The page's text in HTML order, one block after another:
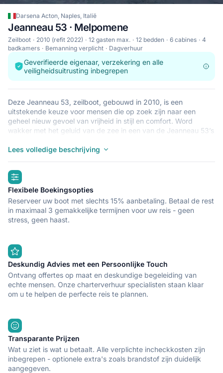
Darsena Acton, Naples, Italië
Jeanneau 53 · Melpomene
Zeilboot 2010 (refit 2022) 12 gasten max. 12 bedden 6 cabines
4
badkamers
Bemanning verplicht Dagverhuur
Geverifieerde eigenaar, verzekering en alle
veiligheidsuitrusting inbegrepen
Deze Jeanneau 53, zeilboot, gebouwd in 2010, is een
uitstekende keuze voor mensen die op zoek zijn naar een
geheel nieuw gevoel van vrijheid in stijl en comfort. Word
wakker met het geluid van de zee in een van de Jeanneau 53’s
aan 12 personen en is perfect voor een zeiltocht met familie en
goede uitvalsbasis voor het verkennen van Italië per boot.
Goede vaart!
Lees volledige beschrijving
highlights
Flexibele Boekingsopties
Reserveer uw boot met slechts 15% aanbetaling. Betaal de rest
in maximaal 3 gemakkelijke termijnen voor uw reis - geen
stress, geen haast.
Deskundig Advies met een Persoonlijke Touch
Ontvang offertes op maat en deskundige begeleiding van
echte mensen. Onze charterverhuur specialisten staan klaar
om u te helpen de perfecte reis te plannen.
Transparante Prijzen
Wat u ziet is wat u betaalt. Alle verplichte incheckkosten zijn
inbegrepen - optionele extra's zoals brandstof zijn duidelijk
aangegeven.